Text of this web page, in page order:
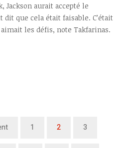
Jackson aurait accepté le
que cela était faisable. C’était
les défis, note Takfarinas.
1 2 3